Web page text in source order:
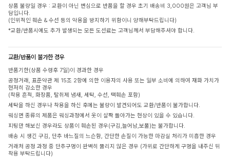
상품 불량일 경우 : 교환이 아닌 변심으로 반품을 할 경우 초기 배송비 3,000원은 고객님 부
담입니다.
(인위적인 훼손 & 수선 등의 악용을 방지하기 위함이니 양해부탁드립니다)
*교환/반품시에도 추가 발생되는 모든 도선료는 고객님께서 부담해주셔야 합니다.
교환/반품이 불가한 경우
반품기한(상품 수령후 7일)이 경과한 경우
공정거래, 표준약관 제 15조 2항에 의한 이용자의 사용 또는 일부 소비에 의하여 재화 가치가
현저히 감소한 경우
(착용 흔적, 화장품, 탈취제 냄새, 세탁, 수선, 택훼손 포함)
세탁을 하신 경우나 착용을 하신 후에는 불량이 발견되어도 교환/반품이 불가합니다.
워싱면 종류의 제품은 워싱과정에서 옷이 살짝 돌아가는 현상이 있을 수 있습니다.
피팅만 해보신 경우라도 상품이 훼손된 경우(구김,늘어남,보풀)는 불가합니다.
배송 시 생긴 구김, 단추 바느질의 느슨함, 간단한 손질이 가능한 마감실 처리가 미흡한 경우
거래처 공정 과정 중 단추구멍이 완벽히 뚫리지 않은 경우 (가위로 간단하게 구멍을 내주신 뒤
착용 부탁드립니다)